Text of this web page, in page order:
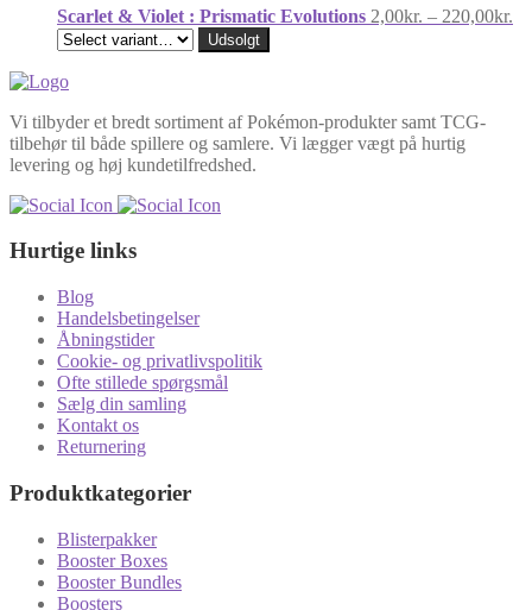
Scarlet & Violet : Prismatic Evolutions 2,00kr. – 220,00kr.
Udsolgt
Vi tilbyder et bredt sortiment af Pokémon-produkter samt TCG-
tilbehør til både spillere og samlere. Vi lægger vægt på hurtig
levering og høj kundetilfredshed.
Hurtige links
Blog
Handelsbetingelser
Åbningstider
Cookie- og privatlivspolitik
Ofte stillede spørgsmål
Sælg din samling
Kontakt os
Returnering
Produktkategorier
Blisterpakker
Booster Boxes
Booster Bundles
Boosters